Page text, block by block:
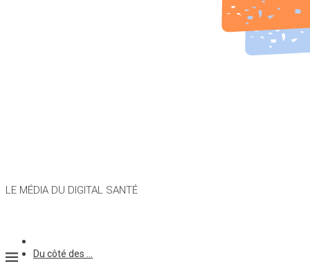
LE MÉDIA DU DIGITAL SANTÉ
Du côté des …